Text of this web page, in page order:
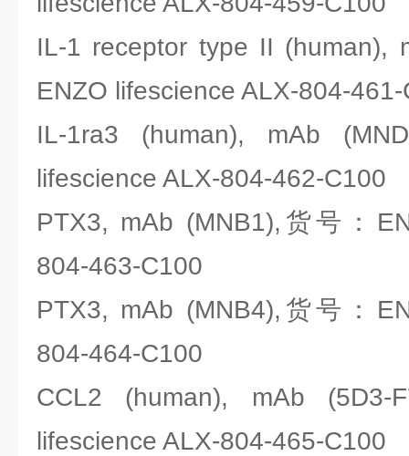
IL-1 receptor type II (human),
ENZO lifescience ALX-804-
IL-1ra3 (human), mAb
lifescience ALX-804-462-C100
PTX3, mAb (MNB1),货号：
804-463-C100
PTX3, mAb (MNB4),货号：
804-464-C100
CCL2 (human), mAb
lifescience ALX-804-465-C100